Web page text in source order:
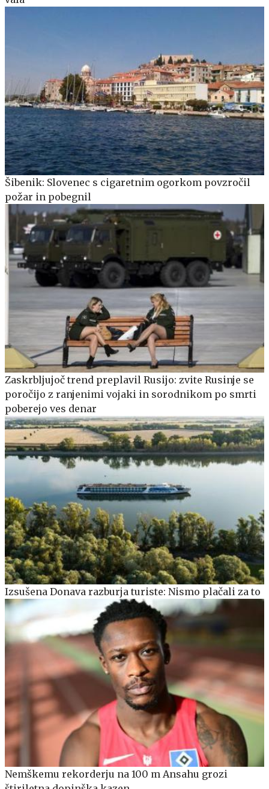
Šibenik: Slovenec s cigaretnim ogorkom povzročil
požar in pobegnil
Zaskrbljujoč trend preplavil Rusijo: zvite Rusinje se
poročijo z ranjenimi vojaki in sorodnikom po smrti
poberejo ves denar
Izsušena Donava razburja turiste: Nismo plačali za to
Nemškemu rekorderju na 100 m Ansahu grozi